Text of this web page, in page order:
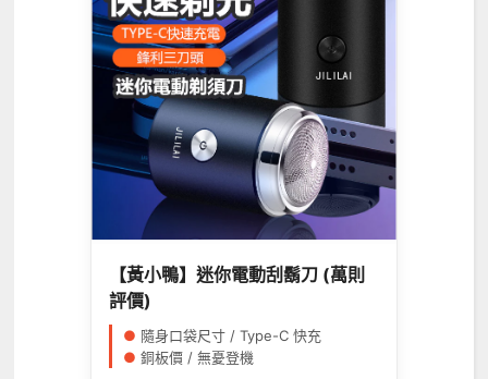
【黃小鴨】迷你電動刮鬍刀 (萬則
評價)
● 隨身口袋尺寸 / Type-C 快充
● 銅板價 / 無憂登機